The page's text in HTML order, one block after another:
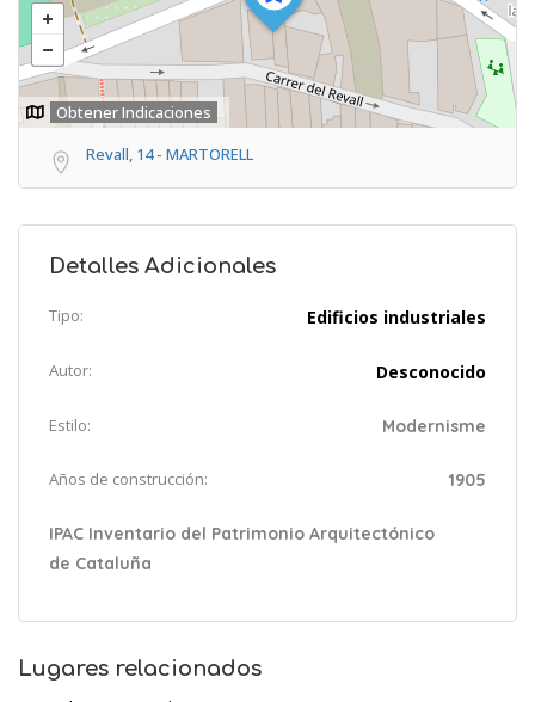
Obtener Indicaciones
Revall, 14 - MARTORELL
Detalles Adicionales
Tipo: Edificios industriales
Autor: Desconocido
Estilo: Modernisme
Años de construcción: 1905
IPAC Inventario del Patrimonio Arquitectónico
de Cataluña
Lugares relacionados